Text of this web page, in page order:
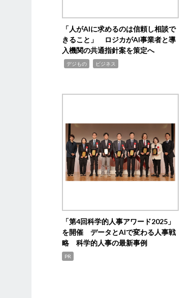
「人がAIに求めるのは信頼し相談で
きること」 ロジカがAI事業者と導
入機関の共通指針案を策定へ
デジもの ビジネス
「第4回科学的人事アワード2025」
を開催 データとAIで変わる人事戦
略 科学的人事の最新事例
PR